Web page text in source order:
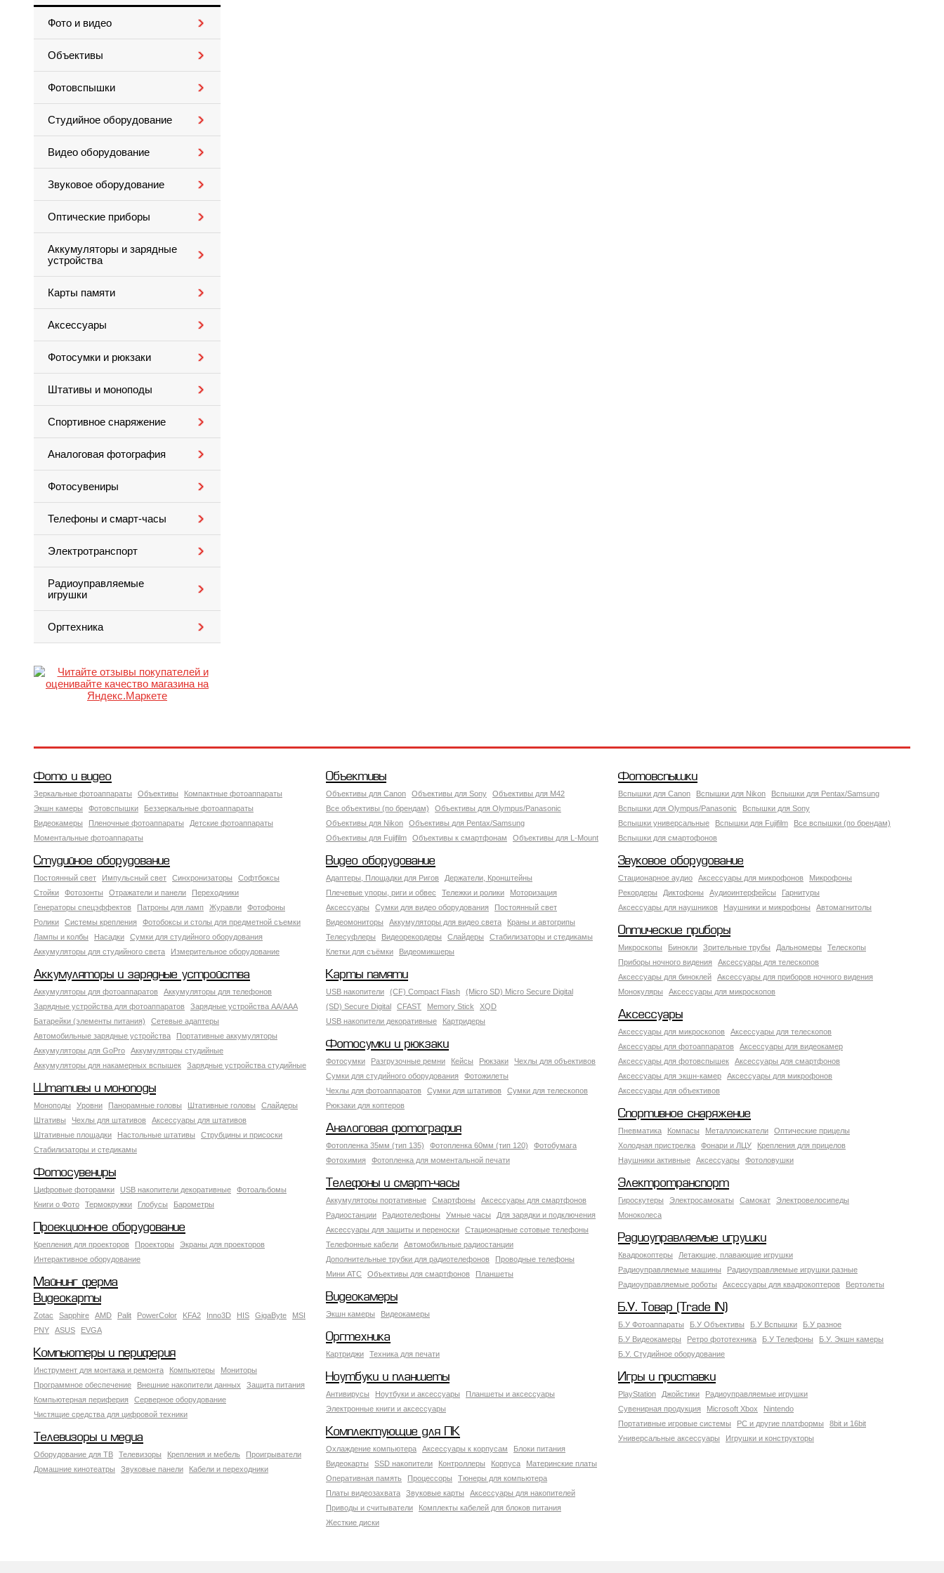
Фото и видео
Объективы
Фотовспышки
Студийное оборудование
Видео оборудование
Звуковое оборудование
Оптические приборы
Аккумуляторы и зарядные
устройства
Карты памяти
Аксессуары
Фотосумки и рюкзаки
Штативы и моноподы
Спортивное снаряжение
Аналоговая фотография
Фотосувениры
Телефоны и смарт-часы
Электротранспорт
Радиоуправляемые
игрушки
Оргтехника
Фото и видео
Зеркальные фотоаппараты Объективы
Компактные фотоаппараты
Экшн камеры
Фотовспышки
Беззеркальные фотоаппараты
Видеокамеры
Пленочные фотоаппараты
Детские фотоаппараты
Моментальные фотоаппараты
Объективы
Объективы для Canon Объективы для Sony
Объективы для M42
Все объективы (по брендам)
Объективы для Olympus/Panasonic
Объективы для Nikon
Объективы для Pentax/Samsung
Объективы для Fujifilm
Объективы к смартфонам Объективы для L-Mount
Фотовспышки
Вспышки для Canon Вспышки для Nikon
Вспышки для Pentax/Samsung
Вспышки для Olympus/Panasonic
Вспышки для Sony
Вспышки универсальные
Вспышки для Fujifilm
Все вспышки (по брендам)
Вспышки для смартофонов
Студийное оборудование
Постоянный свет Импульсный свет Синхронизаторы
Софтбоксы
Стойки
Фотозонты Отражатели и панели
Переходники
Генераторы спецэффектов
Патроны для ламп Журавли
Фотофоны
Ролики
Системы крепления
Фотобоксы и столы для предметной съемки
Лампы и колбы
Насадки
Сумки для студийного оборудования
Аккумуляторы для студийного света
Измерительное оборудование
Видео оборудование
Адаптеры, Площадки для Ригов
Держатели, Кронштейны
Плечевые упоры, риги и обвес
Тележки и ролики
Моторизация
Аксессуары
Сумки для видео оборудования
Постоянный свет
Видеомониторы
Аккумуляторы для видео света
Краны и автогрипы
Телесуфлеры
Видеорекордеры Слайдеры
Стабилизаторы и стедикамы
Клетки для съёмки
Видеомикшеры
Звуковое оборудование
Стационарное аудио Аксессуары для микрофонов
Микрофоны
Рекордеры
Диктофоны Аудиоинтерфейсы
Гарнитуры
Аксессуары для наушников
Наушники и микрофоны Автомагнитолы
Оптические приборы
Микроскопы Бинокли Зрительные трубы Дальномеры
Телескопы
Приборы ночного видения
Аксессуары для телескопов
Аксессуары для биноклей
Аксессуары для приборов ночного видения
Монокуляры
Аксессуары для микроскопов
Аккумуляторы и зарядные устройства
Аккумуляторы для фотоаппаратов
Аккумуляторы для телефонов
Зарядные устройства для фотоаппаратов
Зарядные устройства AA/AAA
Батарейки (элементы питания)
Сетевые адаптеры
Автомобильные зарядные устройства
Портативные аккумуляторы
Аккумуляторы для GoPro
Аккумуляторы студийные
Аккумуляторы для накамерных вспышек
Зарядные устройства студийные
Карты памяти
USB накопители (CF) Compact Flash
(Micro SD) Micro Secure Digital
(SD) Secure Digital
CFAST Memory Stick
XQD
USB накопители декоративные
Картридеры Аксессуары
Аксессуары для микроскопов
Аксессуары для телескопов
Аксессуары для фотоаппаратов
Аксессуары для видеокамер
Аксессуары для фотовспышек
Аксессуары для смартфонов
Аксессуары для экшн-камер
Аксессуары для микрофонов
Аксессуары для объективов
Фотосумки и рюкзаки
Фотосумки Разгрузочные ремни Кейсы Рюкзаки
Чехлы для объективов
Сумки для студийного оборудования
Фотожилеты
Чехлы для фотоаппаратов
Сумки для штативов
Сумки для телескопов
Рюкзаки для коптеров
Штативы и моноподы
Моноподы Уровни Панорамные головы Штативные головы
Слайдеры
Штативы
Чехлы для штативов
Аксессуары для штативов
Штативные площадки
Настольные штативы
Струбцины и присоски
Стабилизаторы и стедикамы
Спортивное снаряжение
Пневматика Компасы Металлоискатели
Оптические прицелы
Холодная пристрелка
Фонари и ЛЦУ
Крепления для прицелов
Наушники активные
Аксессуары Фотоловушки
Аналоговая фотография
Фотопленка 35мм (тип 135) Фотопленка 60мм (тип 120)
Фотобумага
Фотохимия
Фотопленка для моментальной печати
Фотосувениры
Цифровые фоторамки USB накопители декоративные
Фотоальбомы
Книги о Фото
Термокружки Глобусы Барометры
Телефоны и смарт-часы
Аккумуляторы портативные Смартфоны
Аксессуары для смартфонов
Радиостанции
Радиотелефоны Умные часы
Для зарядки и подключения
Аксессуары для защиты и переноски
Стационарные сотовые телефоны
Телефонные кабели
Автомобильные радиостанции
Дополнительные трубки для радиотелефонов
Проводные телефоны
Мини АТС
Объективы для смартфонов Планшеты
Электротранспорт
Гироскутеры Электросамокаты Самокат
Электровелосипеды
Моноколеса
Проекционное оборудование
Крепления для проекторов Проекторы
Экраны для проекторов
Интерактивное оборудование
Радиоуправляемые игрушки
Квадрокоптеры
Летающие, плавающие игрушки
Радиоуправляемые машины
Радиоуправляемые игрушки разные
Радиоуправляемые роботы
Аксессуары для квадрокоптеров Вертолеты
Майнинг ферма
Видеокамеры
Экшн камеры Видеокамеры
Видеокарты
Zotac Sapphire AMD Palit PowerColor KFA2 Inno3D HIS GigaByte
MSI
PNY
ASUS EVGA
Б.У. Товар (Trade IN)
Б.У Фотоаппараты Б.У Объективы Б.У Вспышки
Б.У разное
Б.У Видеокамеры
Ретро фототехника Б.У Телефоны
Б.У. Экшн камеры
Б.У. Студийное оборудование
Оргтехника
Картриджи Техника для печати
Компьютеры и периферия
Инструмент для монтажа и ремонта Компьютеры
Мониторы
Программное обеспечение
Внешние накопители данных
Защита питания
Компьютерная периферия
Серверное оборудование
Чистящие средства для цифровой техники
Ноутбуки и планшеты
Антивирусы Ноутбуки и аксессуары
Планшеты и аксессуары
Электронные книги и аксессуары
Игры и приставки
PlayStation Джойстики
Радиоуправляемые игрушки
Сувенирная продукция
Microsoft Xbox
Nintendo
Портативные игровые системы
PC и другие платформы
8bit и 16bit
Универсальные аксессуары
Игрушки и конструкторы
Комплектующие для ПК
Охлаждение компьютера Аксессуары к корпусам
Блоки питания
Видеокарты
SSD накопители Контроллеры Корпуса
Материнские платы
Оперативная память
Процессоры
Тюнеры для компьютера
Платы видеозахвата
Звуковые карты
Аксессуары для накопителей
Приводы и считыватели
Комплекты кабелей для блоков питания
Жесткие диски
Телевизоры и медиа
Оборудование для ТВ Телевизоры Крепления и мебель
Проигрыватели
Домашние кинотеатры
Звуковые панели Кабели и переходники